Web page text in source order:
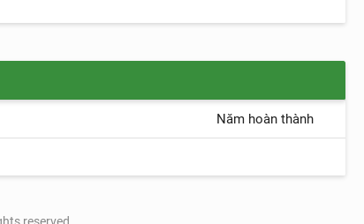
Năm hoàn thành